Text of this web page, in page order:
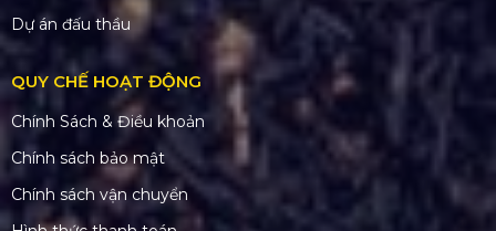
Dự án đấu thầu
QUY CHẾ HOẠT ĐỘNG
Chính Sách & Điều khoản
Chính sách bảo mật
Chính sách vận chuyển